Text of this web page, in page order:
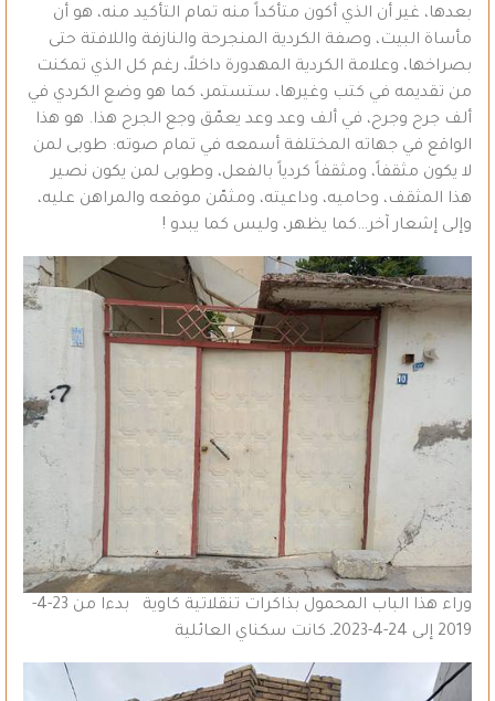
بعدها، غير أن الذي أكون متأكداً منه تمام التأكيد منه، هو أن
مأساة البيت، وصفة الكردية المنجرحة والنازفة واللافتة حتى
بصراخها، وعلامة الكردية المهدورة داخلاً، رغم كل الذي تمكنت
من تقديمه في كتب وغيرها، ستستمر، كما هو وضع الكردي في
ألف جرح وجرح، في ألف وعد وعد يعمّق وجع الجرح هذا. هو هذا
الواقع في جهاته المختلفة أسمعه في تمام صوته: طوبى لمن
لا يكون مثقفاً، ومثقفاً كردياً بالفعل، وطوبى لمن يكون نصير
هذا المثقف، وحاميه، وداعيته، ومثمّن موقعه والمراهن عليه،
وإلى إشعار آخر…كما يظهر، وليس كما يبدو !
وراء هذا الباب المحمول بذاكرات تنقلاتية كاوية بدءا من 23-4-
2019 إلى 24-4-2023ـ كانت سكناي العائلية